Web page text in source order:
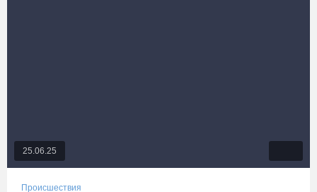
25.06.25
Происшествия